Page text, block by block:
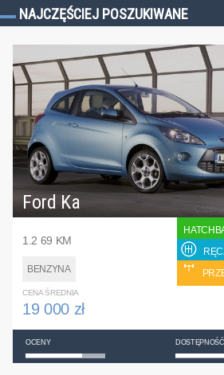
NAJCZĘŚCIEJ POSZUKIWANE
Ford Ka
1.2 69 KM
BENZYNA
CENA ŚREDNIA
19 000 zł
OCENY DOSTĘPNOŚĆ